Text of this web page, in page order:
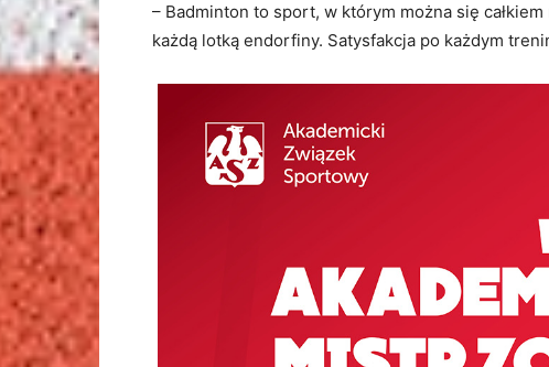
– Badminton to sport, w którym można się
każdą lotką endorfiny. Satysfakcja po każdym